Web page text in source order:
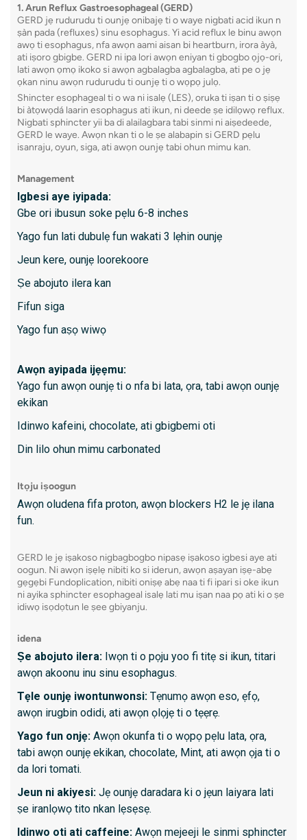
awọn ayẹwo igbe. Wọn le ṣe iranlọwọ
idanimọ awọn pathogens pato ti o nfa awọn
akoran ikun-inu.
2. CT
Ayẹwo
ati
- O
3. MRI
wa
1. Arun Reflux Gastroesophageal (GERD)
GERD jẹ rudurudu ti ounjẹ onibajẹ ti o waye nigbati acid ikun n
ṣàn pada (refluxes) sinu esophagus. Yi acid reflux le binu awọn
awọ ti esophagus, nfa awọn aami aisan bi heartburn, irora àyà,
ati iṣoro gbigbe. GERD ni ipa lori awọn eniyan ti gbogbo ọjọ-ori,
lati awọn ọmọ ikoko si awọn agbalagba agbalagba, ati pe o jẹ
ọkan ninu awọn rudurudu ti ounjẹ ti o wọpọ julọ.
Shincter esophageal ti o wa ni isalẹ (LES), oruka ti iṣan ti o ṣiṣẹ
bi àtọwọdá laarin esophagus ati ikun, ni deede ṣe idilọwọ reflux.
Nigbati sphincter yii ba di alailagbara tabi sinmi ni aiṣedeede,
GERD le waye. Awọn nkan ti o le ṣe alabapin si GERD pẹlu
isanraju, oyun, siga, ati awọn ounjẹ tabi ohun mimu kan.
Management
Igbesi aye iyipada:
Gbe ori ibusun soke pẹlu 6-8 inches
Yago fun lati dubulẹ fun wakati 3 lẹhin ounjẹ
Jeun kere, ounjẹ loorekoore
Ṣe abojuto ilera kan
Fifun siga
Yago fun aṣọ wiwọ
Awọn ayipada ijẹẹmu:
Yago fun awọn ounjẹ ti o nfa bi lata, ọra, tabi awọn ounjẹ
ekikan
Idinwo kafeini, chocolate, ati gbigbemi oti
Din lilo ohun mimu carbonated
Itọju iṣoogun
Awọn oludena fifa proton, awọn blockers H2 le jẹ ilana
fun.
GERD le jẹ iṣakoso nigbagbogbo nipasẹ iṣakoso igbesi aye ati
oogun. Ni awọn iṣẹlẹ nibiti ko si iderun, awọn aṣayan iṣẹ-abẹ
gẹgẹbi Fundoplication, nibiti oniṣẹ abẹ naa ti fi ipari si oke ikun
ni ayika sphincter esophageal isalẹ lati mu iṣan naa pọ ati ki o ṣe
idiwọ isọdọtun le ṣee gbiyanju.
idena
Ṣe abojuto ilera: Iwọn ti o pọju yoo fi titẹ si ikun, titari
awọn akoonu inu sinu esophagus.
Tẹle ounjẹ iwontunwonsi: Tẹnumọ awọn eso, ẹfọ,
awọn irugbin odidi, ati awọn ọlọjẹ ti o tẹẹrẹ.
Yago fun onjẹ: Awọn okunfa ti o wọpọ pẹlu lata, ọra,
tabi awọn ounjẹ ekikan, chocolate, Mint, ati awọn ọja ti o
da lori tomati.
Jeun ni akiyesi: Jẹ ounjẹ daradara ki o jẹun laiyara lati
ṣe iranlọwọ tito nkan lẹsẹsẹ.
Idinwo oti ati caffeine: Awọn mejeeji le sinmi sphincter